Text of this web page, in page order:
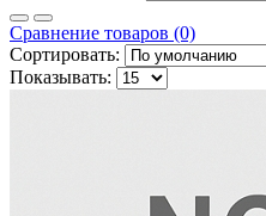
Сравнение товаров (0)
Сортировать:
Показывать: